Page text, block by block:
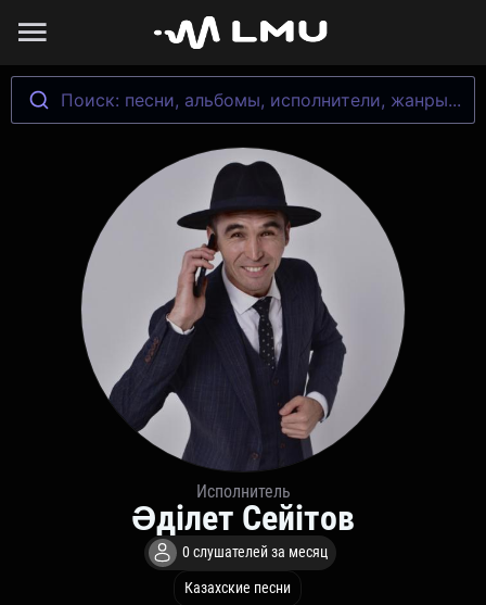
Поиск: песни, альбомы, исполнители, жанры...
Исполнитель
Әділет Сейітов
0 слушателей за месяц
Казахские песни